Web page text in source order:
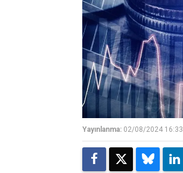
Yayınlanma: 02/08/2024 16:33